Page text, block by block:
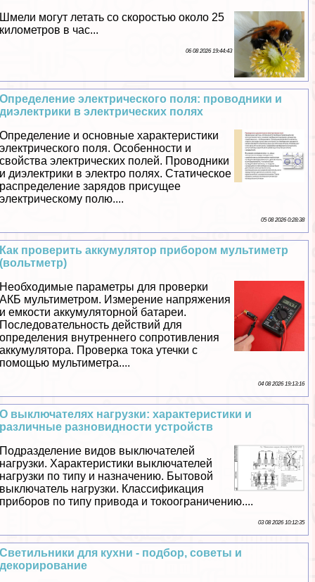
Шмели могут летать со скоростью около 25
километров в час...
06 08 2026 19:44:43
Определение электрического поля: проводники и
диэлектрики в электрических полях
Определение и основные хаpaктеристики
электрического поля. Особенности и
свойства электрических полей. Проводники
и диэлектрики в электро полях. Статическое
распределение зарядов присущее
электрическому полю....
05 08 2026 0:28:38
Как проверить аккумулятор прибором мультиметр
(вольтметр)
Необходимые параметры для проверки
АКБ мультиметром. Измерение напряжения
и емкости аккумуляторной батареи.
Последовательность действий для
определения внутреннего сопротивления
аккумулятора. Проверка тока утечки с
помощью мультиметра....
04 08 2026 19:13:16
О выключателях нагрузки: хаpaктеристики и
различные разновидности устройств
Подразделение видов выключателей
нагрузки. Хаpaктеристики выключателей
нагрузки по типу и назначению. Бытовой
выключатель нагрузки. Классификация
приборов по типу привода и токоограничению....
03 08 2026 10:12:35
Светильники для кухни - подбор, советы и
декорирование